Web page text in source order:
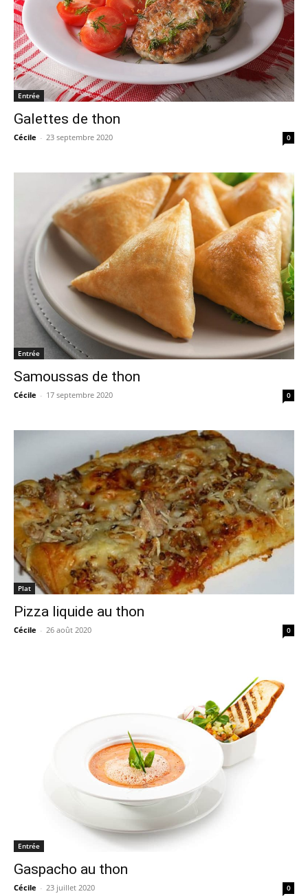
Entrée
Galettes de thon
Cécile - 23 septembre 2020 0
Entrée
Samoussas de thon
Cécile - 17 septembre 2020 0
Plat
Pizza liquide au thon
Cécile - 26 août 2020 0
Entrée
Gaspacho au thon
Cécile - 23 juillet 2020 0